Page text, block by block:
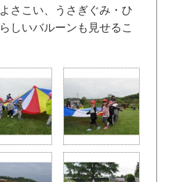
さこい、うさぎぐみ・ひ
しいバルーンも見せるこ